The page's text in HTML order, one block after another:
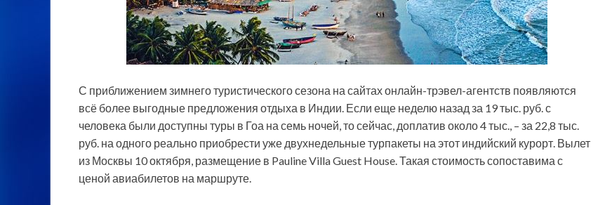
С приближением зимнего туристического сезона на сайтах онлайн-трэвел-агентств появляются
всё более выгодные предложения отдыха в Индии. Если еще неделю назад за 19 тыс. руб. с
человека были доступны туры в Гоа на семь ночей, то сейчас, доплатив около 4 тыс., – за 22,8 тыс.
руб. на одного реально приобрести уже двухнедельные турпакеты на этот индийский курорт. Вылет
из Москвы 10 октября, размещение в Pauline Villa Guest House. Такая стоимость сопоставима с
ценой авиабилетов на маршруте.